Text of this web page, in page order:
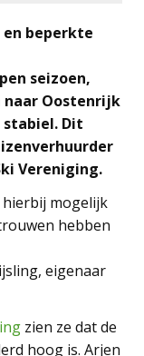
beperkte
seizoen,
Oostenrijk
stabiel. Dit
Vereniging.
hierbij mogelijk
hebben
eigenaar
zien ze dat de
hoog is. Arjen